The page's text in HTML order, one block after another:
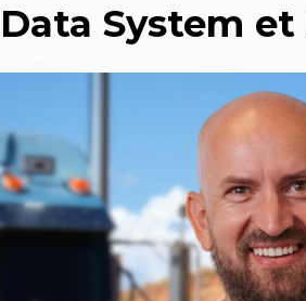
System